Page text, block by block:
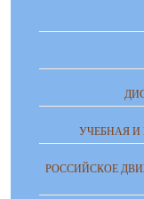
УЧЕБНАЯ И
РОССИЙСКОЕ